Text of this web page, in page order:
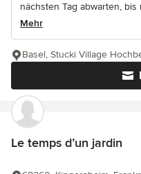
nächsten Tag abwarten, bis
Mehr
Basel, Stucki Village
Le temps d’un jardin